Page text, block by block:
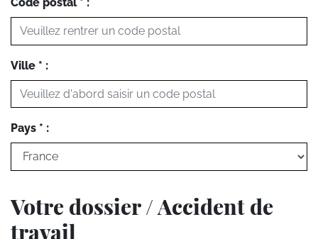
Ville * :
Pays * :
Votre dossier / Accident de
travail